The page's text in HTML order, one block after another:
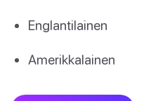
Englantilainen
Amerikkalainen